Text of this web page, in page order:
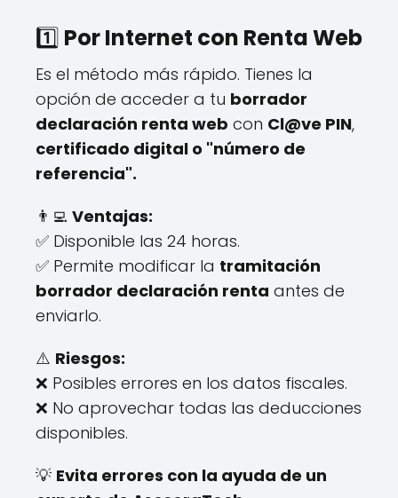
1️⃣ Por Internet con Renta Web
Es el método más rápido. Tienes la
opción de acceder a tu borrador
declaración renta web con Cl@ve PIN,
certificado digital o "número de
referencia".
👨‍💻 Ventajas:
✅ Disponible las 24 horas.
✅ Permite modificar la tramitación
borrador declaración renta antes de
enviarlo.
⚠️ Riesgos:
❌ Posibles errores en los datos fiscales.
❌ No aprovechar todas las deducciones
disponibles.
💡 Evita errores con la ayuda de un